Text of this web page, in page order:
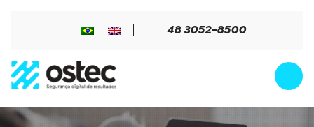
48 3052-8500